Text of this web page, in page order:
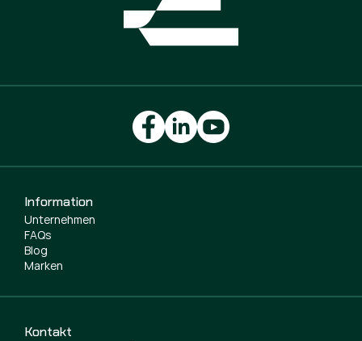
Information
Unternehmen
FAQs
Blog
Marken
Kontakt